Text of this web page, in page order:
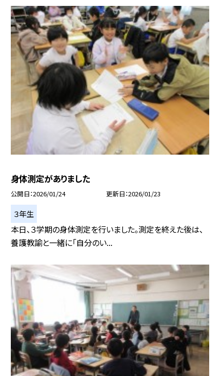
身体測定がありました
公開日 2026/01/24 更新日 2026/01/23
３年生
本日、３学期の身体測定を行いました。測定を終えた後は、
養護教諭と一緒に「自分のい...